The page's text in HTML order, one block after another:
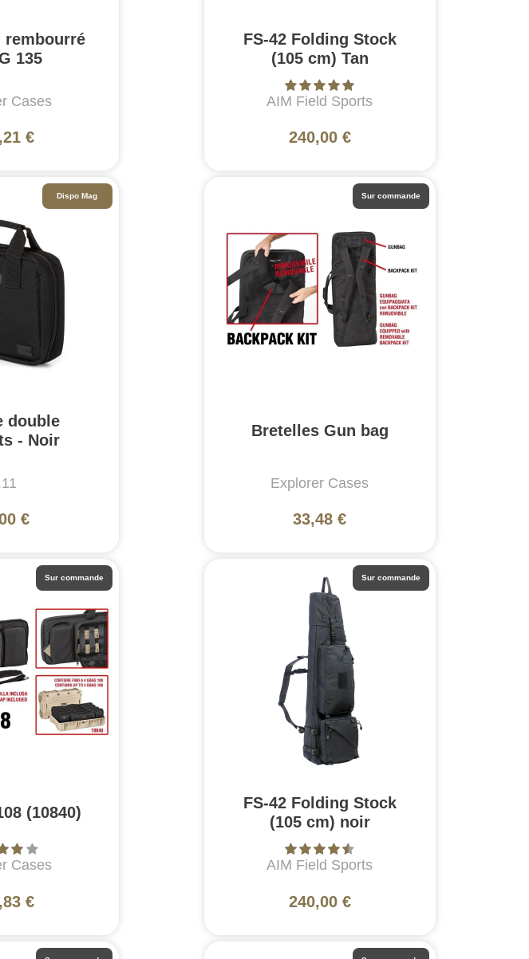
rembourré
135
Cases
€
FS-42 Folding Stock
(105 cm) Tan
AIM Field Sports
240,00 €
double
- Noir
€
Dispo Mag
Bretelles Gun bag
Explorer Cases
33,48 €
Sur commande
(10840)
Cases
€
Sur commande
FS-42 Folding Stock
(105 cm) noir
AIM Field Sports
240,00 €
Sur commande